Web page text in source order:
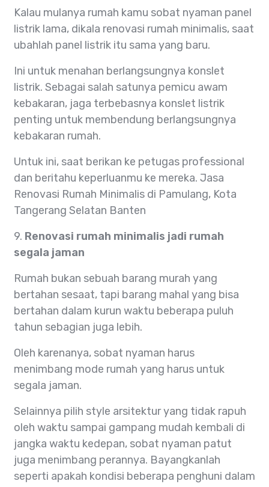
Kalau mulanya rumah kamu sobat nyaman panel
listrik lama, dikala renovasi rumah minimalis, saat
ubahlah panel listrik itu sama yang baru.
Ini untuk menahan berlangsungnya konslet
listrik. Sebagai salah satunya pemicu awam
kebakaran, jaga terbebasnya konslet listrik
penting untuk membendung berlangsungnya
kebakaran rumah.
Untuk ini, saat berikan ke petugas professional
dan beritahu keperluanmu ke mereka. Jasa
Renovasi Rumah Minimalis di Pamulang, Kota
Tangerang Selatan Banten
9. Renovasi rumah minimalis jadi rumah
segala jaman
Rumah bukan sebuah barang murah yang
bertahan sesaat, tapi barang mahal yang bisa
bertahan dalam kurun waktu beberapa puluh
tahun sebagian juga lebih.
Oleh karenanya, sobat nyaman harus
menimbang mode rumah yang harus untuk
segala jaman.
Selainnya pilih style arsitektur yang tidak rapuh
oleh waktu sampai gampang mudah kembali di
jangka waktu kedepan, sobat nyaman patut
juga menimbang perannya. Bayangkanlah
seperti apakah kondisi beberapa penghuni dalam